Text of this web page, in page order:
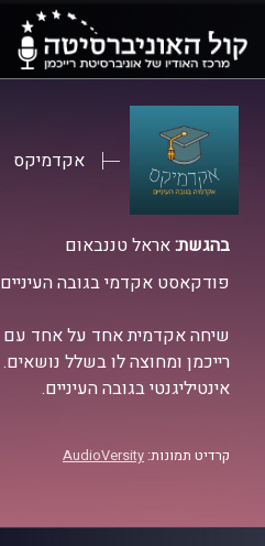
אקדמיקס
בהגשת:אראל טננבאום
פודקאסט אקדמי בגובה
שיחה אקדמית אחד על אחד עם
רייכמן ומחוצה לו בשלל
אינטיליגנטי בגובה העיניים.
קרדיט תמונות: AudioVersity